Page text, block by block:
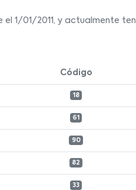
el 1/01/2011, y actualmente
Código
18
61
90
82
33